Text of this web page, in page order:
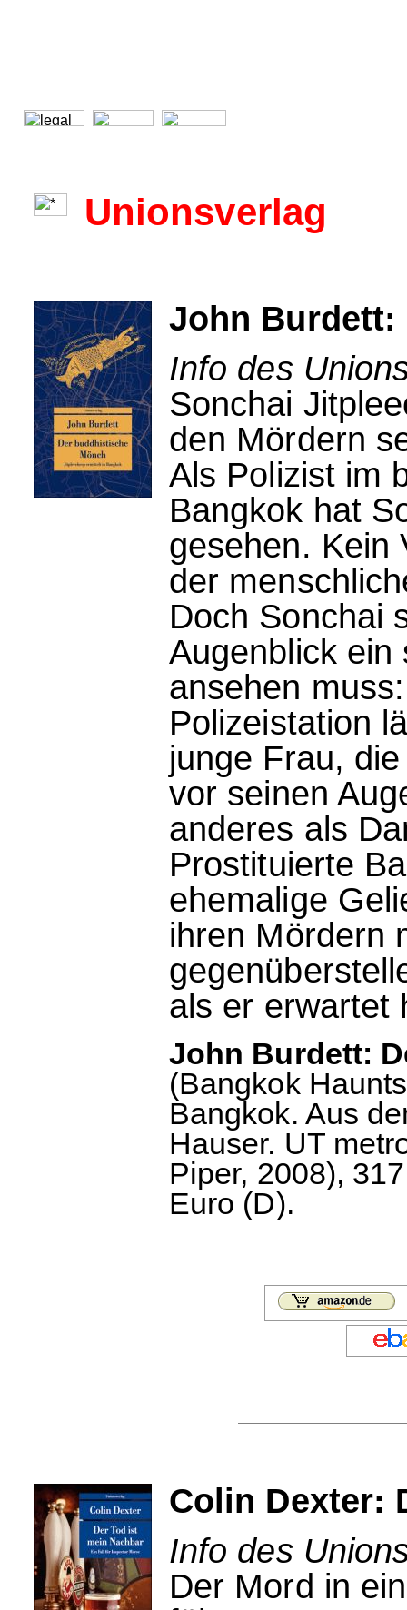
Unionsverlag
John Burdett:
Info des
Sonchai
den Mördern
Als Polizist im
Bangkok hat
gesehen. Kein
der
Doch Sonchai
Augenblick ein
ansehen
Polizeistation
junge Frau,
vor seinen
anderes als
Prostituierte
ehemalige
ihren Mördern
als er erwartet
John Burdett:
(Bangkok
Bangkok. Aus
Hauser. UT
Piper, 2008),
Euro (D).
Colin Dexter:
Info des
Der Mord in